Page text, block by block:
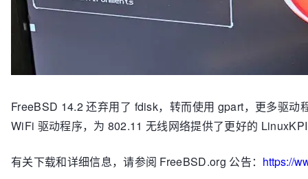
FreeBSD 14.2 还弃用了 fdisk，转而使用 gpart，更多驱
WiFi 驱动程序，为 802.11 无线网络提供了更好的
有关下载和详细信息，请参阅 FreeBSD.org 公告： https://